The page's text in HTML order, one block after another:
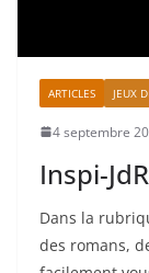
ARTICLES JEUX
4 septembre
Inspi-
Dans la
des romans,